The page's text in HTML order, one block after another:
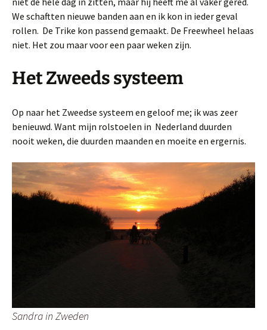
We schaftten nieuwe banden aan en ik kon in ieder geval
rollen. De Trike kon passend gemaakt. De Freewheel helaas
niet. Het zou maar voor een paar weken zijn.
Het Zweeds systeem
Op naar het Zweedse systeem en geloof me; ik was zeer
benieuwd. Want mijn rolstoelen in Nederland duurden
nooit weken, die duurden maanden en moeite en ergernis.
Sandra in Zweden